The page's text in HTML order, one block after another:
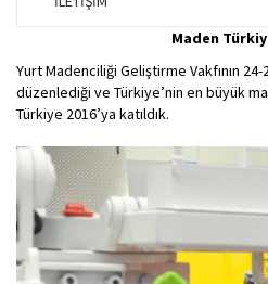
Maden
Yurt Madenciliği Geliştirme Vakfının
düzenlediği ve Türkiye’nin en büyük
Türkiye 2016’ya katıldık.